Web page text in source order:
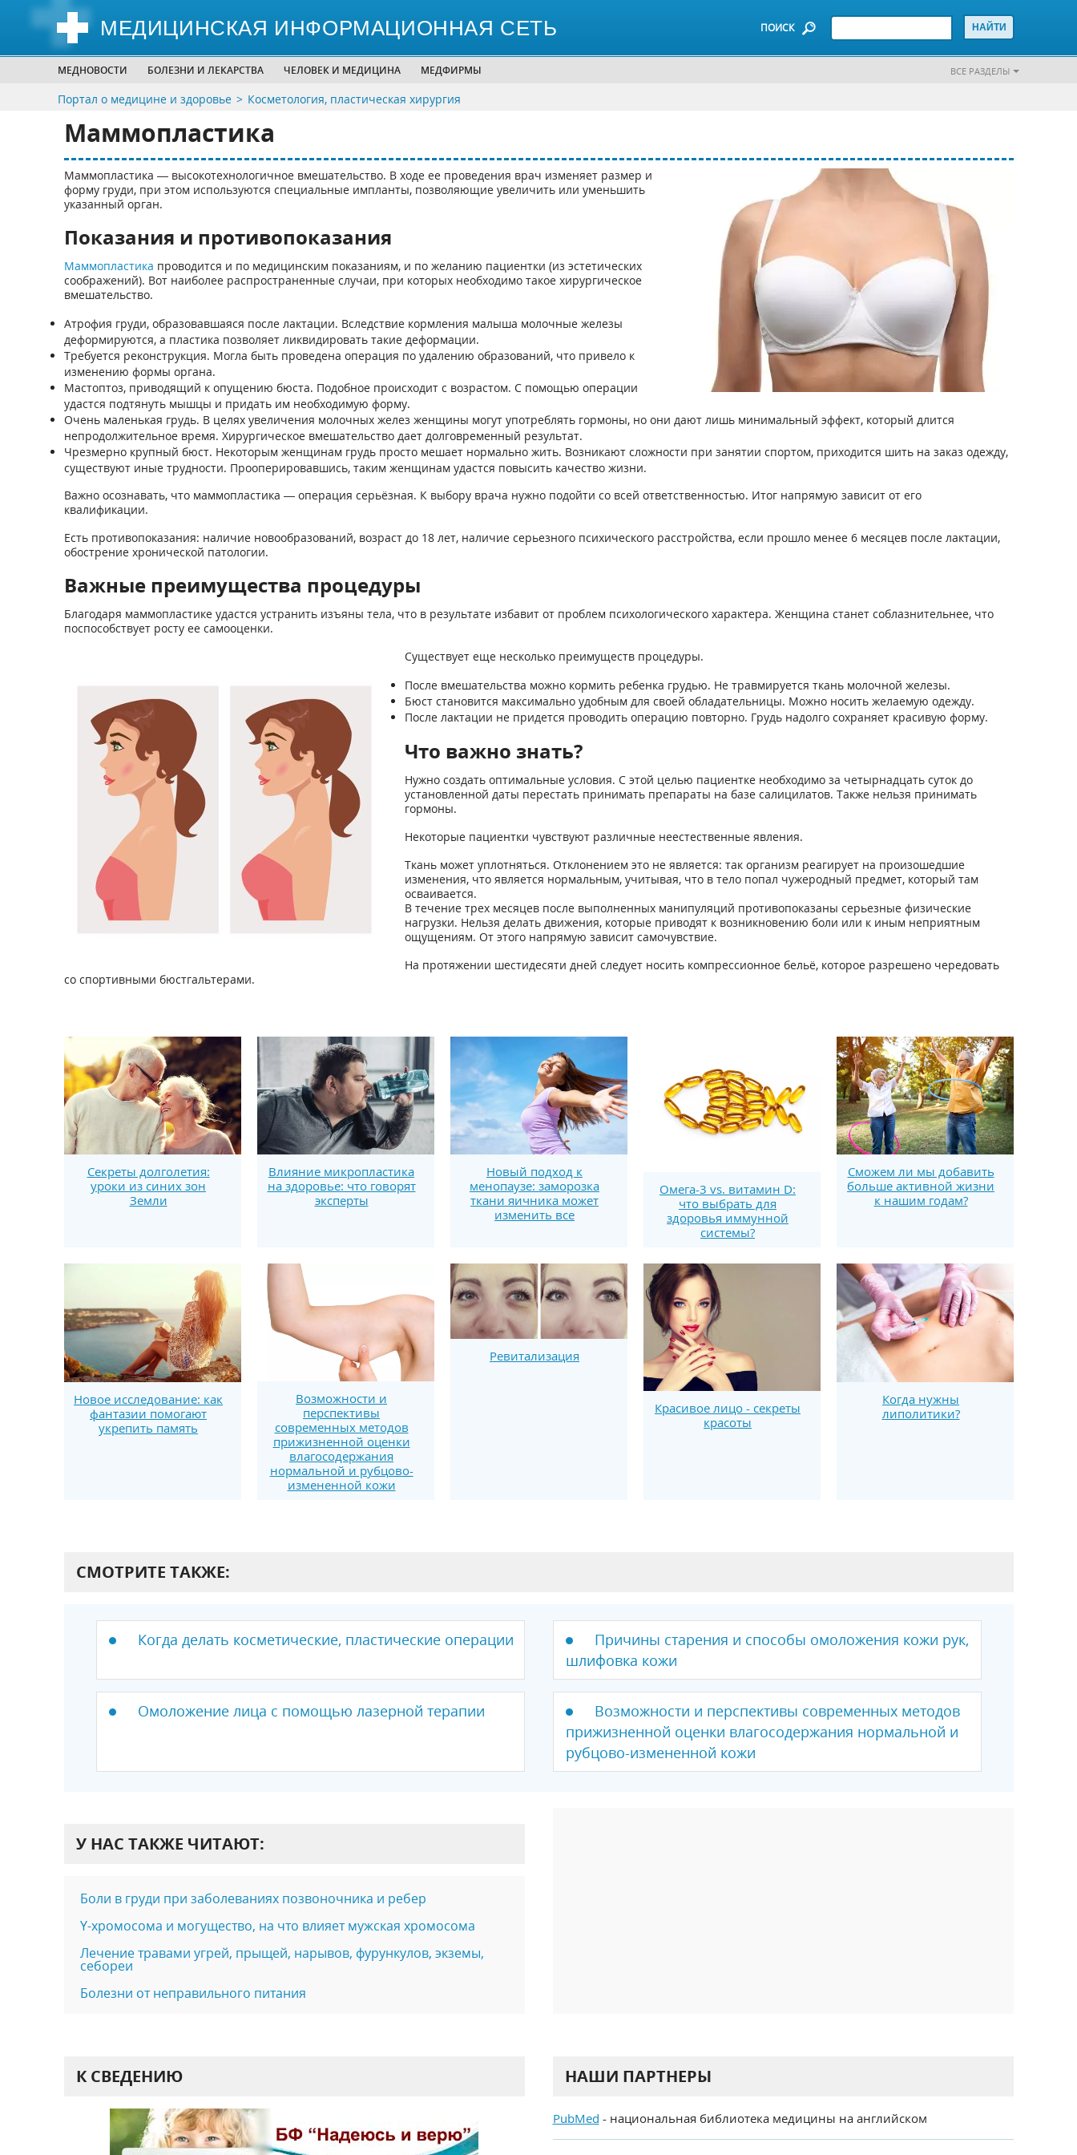
МЕДИЦИНСКАЯ ИНФОРМАЦИОННАЯ СЕТЬ ПОИСК
МЕДНОВОСТИ БОЛЕЗНИ И ЛЕКАРСТВА ЧЕЛОВЕК И МЕДИЦИНА МЕДФИРМЫ ВСЕ РАЗДЕЛЫ
Портал о медицине и здоровье Косметология, пластическая хирургия
Маммопластика
Маммопластика — высокотехнологичное вмешательство. В ходе ее проведения врач изменяет размер и
форму груди, при этом используются специальные импланты, позволяющие увеличить или уменьшить
указанный орган.
Показания и противопоказания
Маммопластика проводится и по медицинским показаниям, и по желанию пациентки (из эстетических
соображений). Вот наиболее распространенные случаи, при которых необходимо такое хирургическое
вмешательство.
Атрофия груди, образовавшаяся после лактации. Вследствие кормления малыша молочные железы
деформируются, а пластика позволяет ликвидировать такие деформации.
Требуется реконструкция. Могла быть проведена операция по удалению образований, что привело к
изменению формы органа.
Мастоптоз, приводящий к опущению бюста. Подобное происходит с возрастом. С помощью операции
удастся подтянуть мышцы и придать им необходимую форму.
Очень маленькая грудь. В целях увеличения молочных желез женщины могут употреблять гормоны, но они дают лишь минимальный эффект, который длится
непродолжительное время. Хирургическое вмешательство дает долговременный результат.
Чрезмерно крупный бюст. Некоторым женщинам грудь просто мешает нормально жить. Возникают сложности при занятии спортом, приходится шить на заказ одежду,
существуют иные трудности. Прооперировавшись, таким женщинам удастся повысить качество жизни.
Важно осознавать, что маммопластика — операция серьёзная. К выбору врача нужно подойти со всей ответственностью. Итог напрямую зависит от его
квалификации.
Есть противопоказания: наличие новообразований, возраст до 18 лет, наличие серьезного психического расстройства, если прошло менее 6 месяцев после лактации,
обострение хронической патологии.
Важные преимущества процедуры
Благодаря маммопластике удастся устранить изъяны тела, что в результате избавит от проблем психологического характера. Женщина станет соблазнительнее, что
поспособствует росту ее самооценки.
Существует еще несколько преимуществ процедуры.
После вмешательства можно кормить ребенка грудью. Не травмируется ткань молочной железы.
Бюст становится максимально удобным для своей обладательницы. Можно носить желаемую одежду.
После лактации не придется проводить операцию повторно. Грудь надолго сохраняет красивую форму.
Что важно знать?
Нужно создать оптимальные условия. С этой целью пациентке необходимо за четырнадцать суток до
установленной даты перестать принимать препараты на базе салицилатов. Также нельзя принимать
гормоны.
Некоторые пациентки чувствуют различные неестественные явления.
Ткань может уплотняться. Отклонением это не является: так организм реагирует на произошедшие
изменения, что является нормальным, учитывая, что в тело попал чужеродный предмет, который там
осваивается.
В течение трех месяцев после выполненных манипуляций противопоказаны серьезные физические
нагрузки. Нельзя делать движения, которые приводят к возникновению боли или к иным неприятным
ощущениям. От этого напрямую зависит самочувствие.
На протяжении шестидесяти дней следует носить компрессионное бельё, которое разрешено чередовать
со спортивными бюстгальтерами.
Секреты долголетия:
уроки из синих зон
Земли
Влияние микропластика
на здоровье: что говорят
эксперты
Новый подход к
менопаузе: заморозка
ткани яичника может
изменить все
Омега-3 vs. витамин D:
что выбрать для
здоровья иммунной
системы?
Сможем ли мы добавить
больше активной жизни
к нашим годам?
Новое исследование: как
фантазии помогают
укрепить память
Возможности и
перспективы
современных методов
прижизненной оценки
влагосодержания
нормальной и рубцово-
измененной кожи
Ревитализация
Красивое лицо - секреты
красоты
Когда нужны
липолитики?
СМОТРИТЕ ТАКЖЕ:
Когда делать косметические, пластические операции
Причины старения и способы омоложения кожи рук,
шлифовка кожи
Омоложение лица с помощью лазерной терапии
Возможности и перспективы современных методов
прижизненной оценки влагосодержания нормальной и
рубцово-измененной кожи
У НАС ТАКЖЕ ЧИТАЮТ:
Боли в груди при заболеваниях позвоночника и ребер
Y-хромосома и могущество, на что влияет мужская хромосома
Лечение травами угрей, прыщей, нарывов, фурункулов, экземы,
себореи
Болезни от неправильного питания
К СВЕДЕНИЮ НАШИ ПАРТНЕРЫ
PubMed - национальная библиотека медицины на английском